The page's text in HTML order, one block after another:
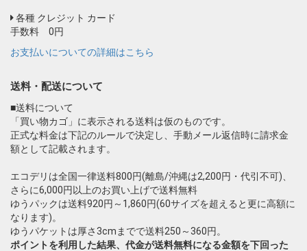
各種 クレジット カード
手数料 0円
お支払いについての詳細はこちら
送料・配送について
■送料について
「買い物カゴ」に表示される送料は仮のものです。
正式な料金は下記のルールで決定し、手動メール返信時に請求金
額として記載されます。
エコデリは全国一律送料800円(離島/沖縄は2,200円・代引不可)、
さらに6,000円以上のお買い上げで送料無料
ゆうパックは送料920円～1,860円(60サイズを超えると更に高額に
なります)。
ゆうパケットは厚さ3cmまでで送料250～360円。
ポイントを利用した結果、代金が送料無料になる金額を下回った